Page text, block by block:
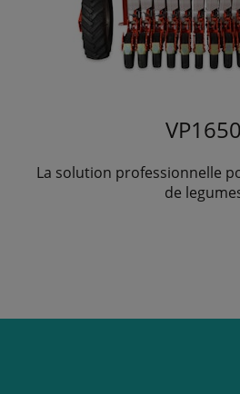
VP1650
La solution professionnelle
de